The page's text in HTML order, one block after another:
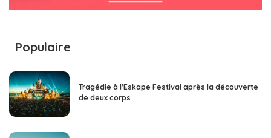
Populaire
Tragédie à l’Eskape Festival après la découverte
de deux corps